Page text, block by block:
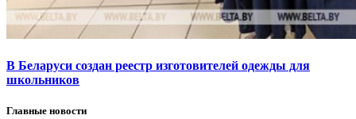
В Беларуси создан реестр изготовителей одежды для
школьников
Главные новости